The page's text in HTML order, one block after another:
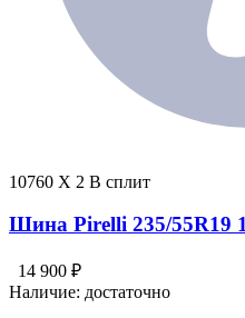
10760 X 2 В сплит
Шина Pirelli 235/55R19
14 900 ₽
Наличие: достаточно